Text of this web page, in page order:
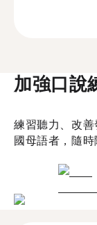
加強口說
練習聽力、改
國母語者，隨